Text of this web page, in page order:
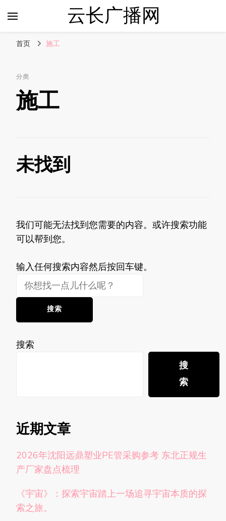
云长广播网
首页 施工
分类
施工
未找到
我们可能无法找到您需要的内容。或许搜索功能
可以帮到您。
找
么
西
吗?
输入任何搜索内容然后按回车键。
搜索
搜
索
近期文章
2026年沈阳远鼎塑业PE管采购参考 东北正规生
产厂家盘点梳理
《宇宙》：探索宇宙踏上一场追寻宇宙本质的探
索之旅。